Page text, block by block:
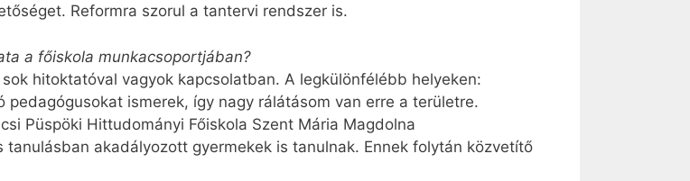
Reformra szorul a tantervi rendszer is.
a főiskola munkacsoportjában?
hitoktatóval vagyok kapcsolatban. A legkülönfélébb helyeken:
ismerek, így nagy rálátásom van erre a területre.
Püspöki Hittudományi Főiskola Szent Mária Magdolna
akadályozott gyermekek is tanulnak. Ennek folytán közvetítő